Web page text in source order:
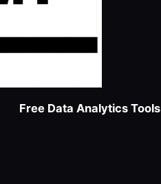
Free Data Analytics Tools